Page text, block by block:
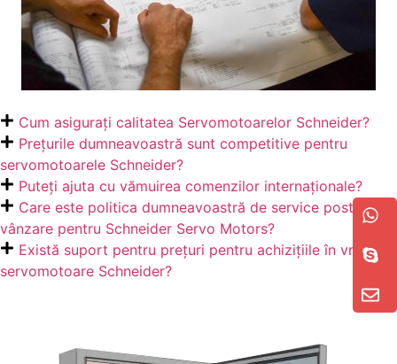
Cum asigurați calitatea Servomotoarelor Schneider?
Prețurile dumneavoastră sunt competitive pentru
servomotoarele Schneider?
Puteți ajuta cu vămuirea comenzilor internaționale?
Care este politica dumneavoastră de service post-
vânzare pentru Schneider Servo Motors?
Există suport pentru prețuri pentru achizițiile în vrac de
servomotoare Schneider?